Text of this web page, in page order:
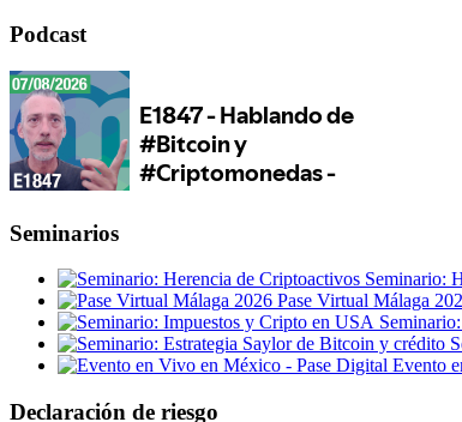
Podcast
Seminarios
Seminario:
Pase Virtual Málaga
Evento
Declaración de riesgo